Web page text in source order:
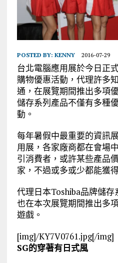
POSTED BY: KENNY 2016-07-29
台北電腦應用展於今日正
購物優惠活動，代理許多
通，在展覽期間推出多項
儲存系列產品不僅有多種
動。
每年暑假中最重要的資訊
用展，各家廠商都在會場
引消費者，或許某些產品
家，不過或多或少都能獲
代理日本Toshiba品牌儲存
也在本次展覽期間推出多
遊戲。
[img]/KY7V0761.jpg[/img]
SG的穿著有日式風